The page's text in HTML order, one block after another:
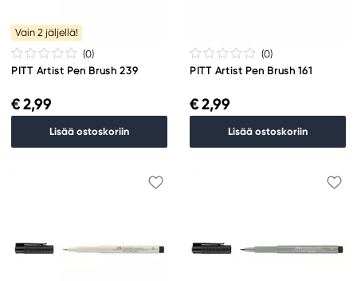
Vain 2 jäljellä!
(0)
PITT Artist Pen Brush 239
€ 2,99
Lisää ostoskoriin
(0)
PITT Artist Pen Brush 161
€ 2,99
Lisää ostoskoriin